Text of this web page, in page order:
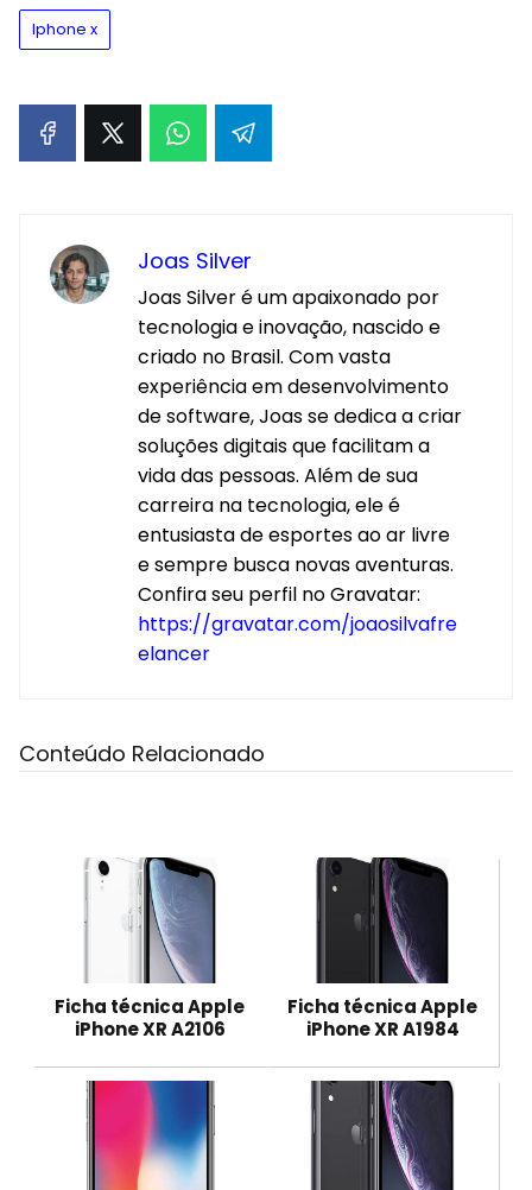
Iphone x
Joas Silver
Joas Silver é um apaixonado por
tecnologia e inovação, nascido e
criado no Brasil. Com vasta
experiência em desenvolvimento
de software, Joas se dedica a criar
soluções digitais que facilitam a
vida das pessoas. Além de sua
carreira na tecnologia, ele é
entusiasta de esportes ao ar livre
e sempre busca novas aventuras.
Confira seu perfil no Gravatar:
https://gravatar.com/joaosilvafre
elancer
Conteúdo Relacionado
Ficha técnica Apple
iPhone XR A2106
Ficha técnica Apple
iPhone XR A1984